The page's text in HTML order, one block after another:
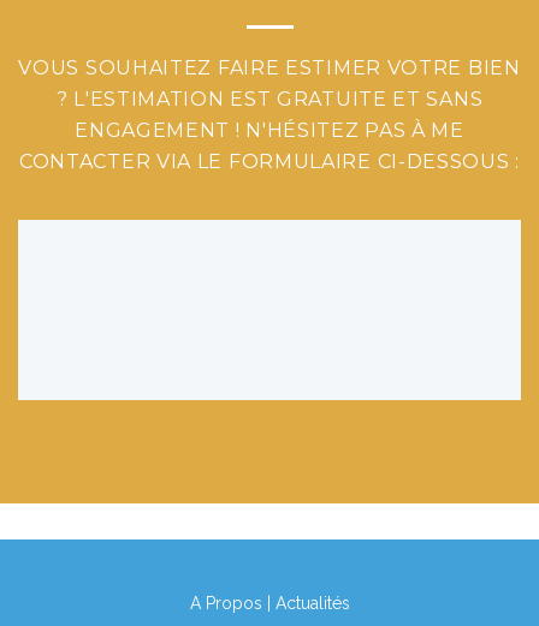
VOUS SOUHAITEZ FAIRE ESTIMER VOTRE BIEN
? L'ESTIMATION EST GRATUITE ET SANS
ENGAGEMENT ! N'HÉSITEZ PAS À ME
CONTACTER VIA LE FORMULAIRE CI-DESSOUS :
A Propos Actualités